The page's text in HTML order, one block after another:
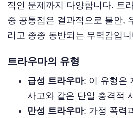
적인 문제까지 다양합니다. 트
중 공통점은 결과적으로 불안,
리고 종종 동반되는 무력감입
트라우마의 유형
급성 트라우마: 이 유형은
사고와 같은 단일 충격적
만성 트라우마: 가정 폭력